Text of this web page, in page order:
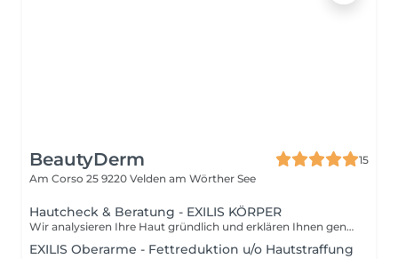
BeautyDerm
15
Am Corso 25 9220 Velden am Wörther See
Hautcheck & Beratung - EXILIS KÖRPER
Wir analysieren Ihre Haut gründlich und erklären Ihnen genau, welche Vorteile unsere Technologie bietet, wie die Anwendung funktioniert und welche Behandlungen ideal zu Ihren Bedürfnissen passen. Bei Buchung einer Behandlung ist unsere persönliche Beratung für Sie selbstverständlich kostenlos.
EXILIS Oberarme - Fettreduktion u/o Hautstraffung